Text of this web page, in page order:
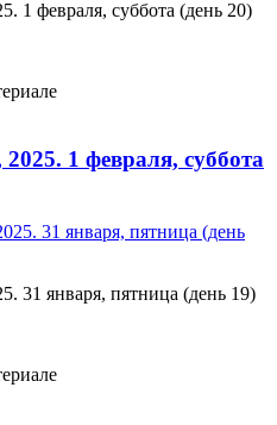
1 февраля, суббота (день 20)
1 февраля, суббота
31 января, пятница (день 19)